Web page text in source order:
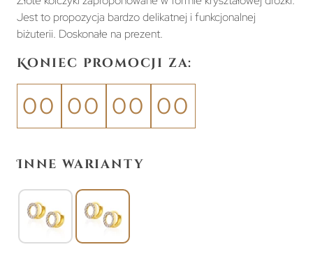
Jest to propozycja bardzo delikatnej i funkcjonalnej
biżuterii. Doskonałe na prezent.
Koniec promocji za:
00 00 00 00
Inne warianty